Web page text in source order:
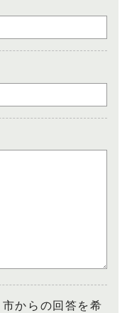
からの回答を希